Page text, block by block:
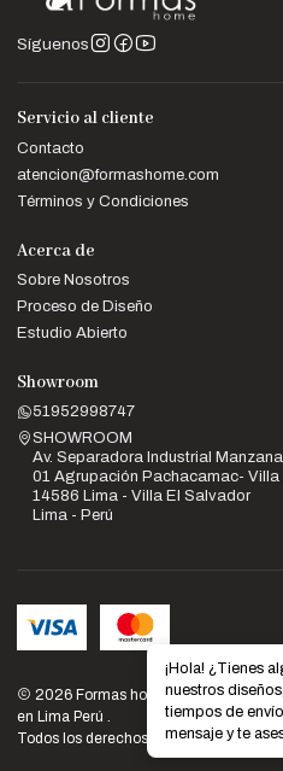
Síguenos
Servicio al cliente
Contacto
atencion@formashome.com
Términos y Condiciones
Acerca de
Sobre Nosotros
Proceso de Diseño
Estudio Abierto
Showroom
51952998747
SHOWROOM
Av. Separadora Industrial
01 Agrupación Pachacamac- Villa
14586 Lima - Villa El Salvador
Lima - Perú
2026 Formas home: Venta de
en Lima Perú .
Todos los derechos reservados.
¡Hola! ¿Tienes
nuestros
tiempos de
mensaje y te